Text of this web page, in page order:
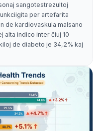
sangotestrezultoj
per artefarita
de kardiovaskula malsano
alta indico inter ĉiuj 10
de diabeto je 34,2% kaj